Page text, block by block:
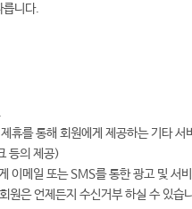
릅니다.
휴를 통해 회원에게 제공하는 기타 서
등의 제공)
이메일 또는 SMS를 통한 광고 및 서
원은 언제든지 수신거부 하실 수 있습